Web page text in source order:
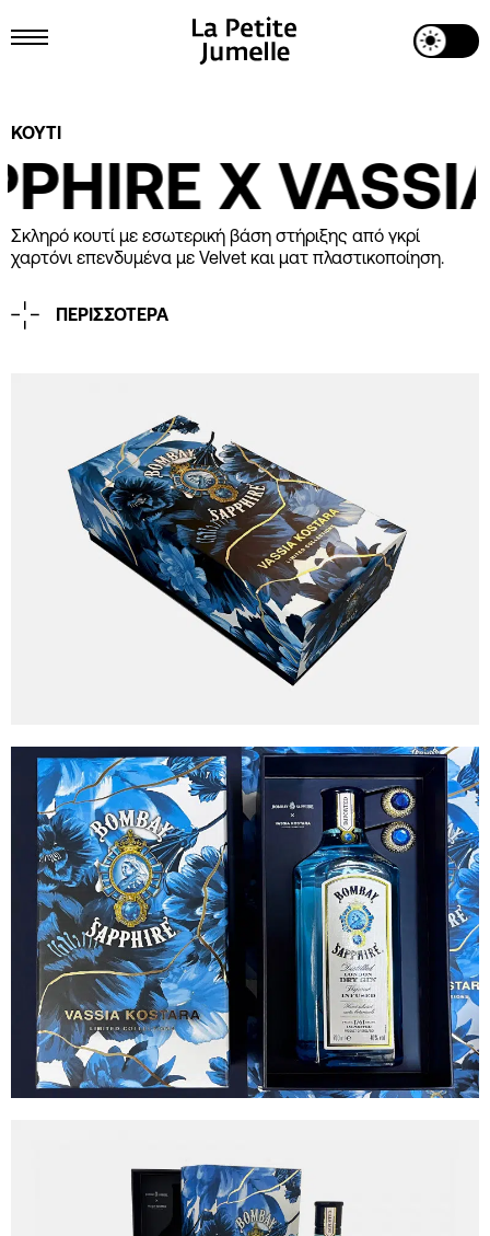
Toggle Menu Toggle Dark Mode
Project Details
ΚΟΥΤΙ
X
Σκληρό κουτί με εσωτερική βάση στήριξης από γκρί
χαρτόνι επενδυμένα με Velvet και ματ πλαστικοποίηση.
ΠΕΡΙΣΣΟΤΕΡΑ
Industrial Design
La Petite Jumelle
Graphic Design
Advertising Agency : DIFF
Vassia Kostara